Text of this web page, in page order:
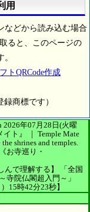
用
などから読み込む場合
ると、このページの
トQRCode作成
商標です）
2026年07月28日(火曜
イト』 ｜ Temple Mate
the shrines and temples.
《お寺巡り・
んで理解する】
「全国
寺院仏閣超入門～」
15時42分23秒】